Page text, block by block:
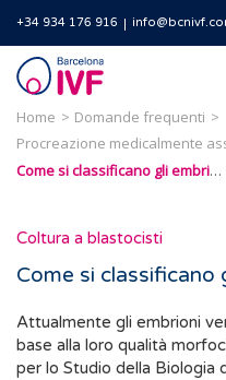
+34 934 176 916
Barcelona
IVF
Home
Domande frequenti
Procreazione medicalmente
Come si classificano gli embrioni?
Coltura a blastocisti
Come si classificano
Attualmente gli embrioni
base alla loro qualità
per lo Studio della Biologia